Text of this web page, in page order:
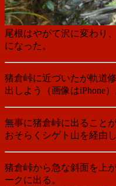
尾根はやがて沢に変わり
になった。
猪倉峠に近づいたが軌道
出しよう（画像はiPhone）
無事に猪倉峠に出ることが
おそらくシゲト山を経由
猪倉峠から急な斜面を上
ークに出る。